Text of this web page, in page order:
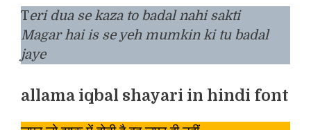
Teri dua se kaza to badal nahi sakti
Magar hai is se yeh mumkin ki tu badal
jaye
allama iqbal shayari in hindi font